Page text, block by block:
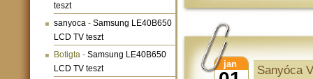
teszt
sanyoca - Samsung LE40B650
LCD TV teszt
Botigta - Samsung LE40B650
LCD TV teszt
jan
Sanyóca